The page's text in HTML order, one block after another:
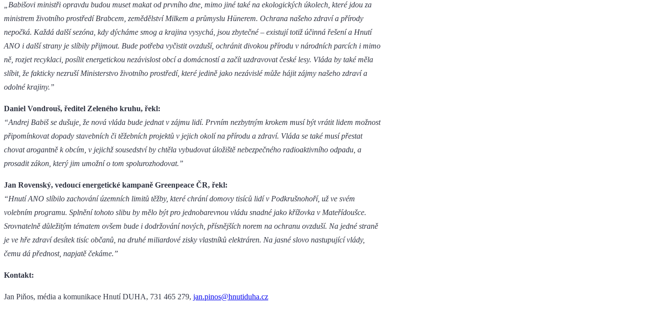
„Babišovi ministři opravdu budou muset makat od prvního dne, mimo jiné také na ekologických úkolech, které jdou za
ministrem životního prostředí Brabcem, zemědělství Milkem a průmyslu Hünerem. Ochrana našeho zdraví a přírody
nepočká. Každá další sezóna, kdy dýcháme smog a krajina vysychá, jsou zbytečné – existují totiž účinná řešení a Hnutí
ANO i další strany je slíbily přijmout. Bude potřeba vyčistit ovzduší, ochránit divokou přírodu v národních parcích i mimo
ně, rozjet recyklaci, posílit energetickou nezávislost obcí a domácností a začít uzdravovat české lesy. Vláda by také měla
slíbit, že fakticky nezruší Ministerstvo životního prostředí, které jedině jako nezávislé může hájit zájmy našeho zdraví a
odolné krajiny.”
Daniel Vondrouš, ředitel Zeleného kruhu, řekl:
“Andrej Babiš se dušuje, že nová vláda bude jednat v zájmu lidí. Prvním nezbytným krokem musí být vrátit lidem možnost
připomínkovat dopady stavebních či těžebních projektů v jejich okolí na přírodu a zdraví. Vláda se také musí přestat
chovat arogantně k obcím, v jejichž sousedství by chtěla vybudovat úložiště nebezpečného radioaktivního odpadu, a
prosadit zákon, který jim umožní o tom spolurozhodovat.”
Jan Rovenský, vedoucí energetické kampaně Greenpeace ČR, řekl:
“Hnutí ANO slíbilo zachování územních limitů těžby, které chrání domovy tisíců lidí v Podkrušnohoří, už ve svém
volebním programu. Splnění tohoto slibu by mělo být pro jednobarevnou vládu snadné jako křížovka v Mateřídoušce.
Srovnatelně důležitým tématem ovšem bude i dodržování nových, přísnějších norem na ochranu ovzduší. Na jedné straně
je ve hře zdraví desítek tisíc občanů, na druhé miliardové zisky vlastníků elektráren. Na jasné slovo nastupující vlády,
čemu dá přednost, napjatě čekáme.”
Kontakt:
Jan Piňos, média a komunikace Hnutí DUHA, 731 465 279, jan.pinos@hnutiduha.cz